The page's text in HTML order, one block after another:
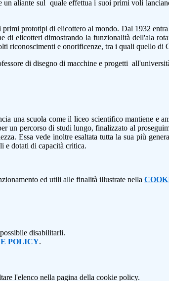
aliante sul quale effettua i suoi primi voli
prototipi di elicottero al mondo. Dal 1932
di elicotteri dimostrando la funzionalità dell'ala
riconoscimenti e onorificenze, tra i quali quello di
di disegno di macchine e progetti
una scuola come il liceo scientifico mantiene e
un percorso di studi lungo, finalizzato al
Essa vede inoltre esaltata tutta la sua più
e dotati di capacità critica.
ed utili alle finalità illustrate nella
disabilitarli.
POLICY.
l'elenco nella pagina della cookie policy.